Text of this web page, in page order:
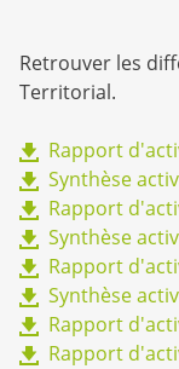
Retrouver les
Territorial.
Rapport
Synthèse
Rapport
Synthèse
Rapport
Synthèse
Rapport
Rapport